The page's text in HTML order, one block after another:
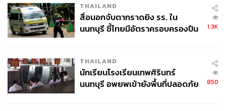
ต้องการบริหารเวลาที่จำกัดภายใต้ไลฟ์สไตล์ที่ชื่นชอบ
และด้วยศักยภาพทำเลที่ตั้งของโครงการ ICS ที่สะดวกสบาย
สามารถเลือกเดินทางมารับบริการที่ศูนย์ดูแลสุขภาพฯ แห่งนี้
ได้ง่ายและรวดเร็ว สำหรับ SIRIRAJ H Solutions เป็นศูนย์
สุขภาพเชิงป้องกันและบูรณาการสมดุลชีวิต ขนาดใหญ่ที่ใช้
พื้นที่มากกว่า 3,000 ตารางเมตร เต็มพื้นที่บนชั้น 5 ของ
THAILAND
สื่อนอกจับตากราดยิง รร. ใน
นนทบุรี ชี้ไทยมีอัตราครอบครองปืน
1.3K
THAILAND
นักเรียนโรงเรียนเทพศิรินทร์
นนทบุรี อพยพเข้ายังพื้นที่ปลอดภัย
850